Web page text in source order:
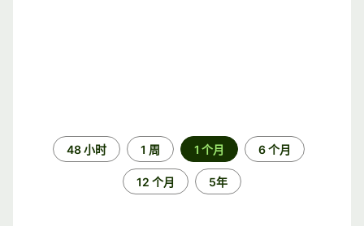
48 小时 1 周 1 个月 6 个月
12 个月 5年